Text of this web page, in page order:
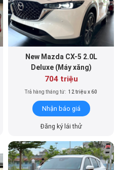
New Mazda CX-5 2.0L
Deluxe (Máy xăng)
704 triệu
Trả hàng tháng từ: 12 triệu x 60
Nhận báo giá
Đăng ký lái thử